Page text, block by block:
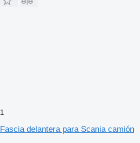
1
Fascia delantera para Scania camión